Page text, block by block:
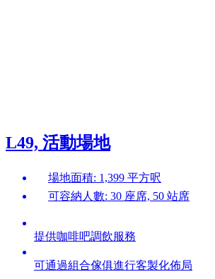
L49, 活動場地
場地面積: 1,399 平方呎
可容納人數: 30 座席, 50 站席
提供咖啡吧調飲服務
可通過組合傢俱進行客製化佈局